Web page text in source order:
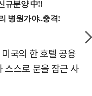
국의 한 호텔 공용
스스로 문을 잠근 사